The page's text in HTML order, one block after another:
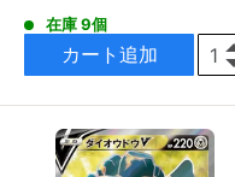
価在庫 9個
カート追加